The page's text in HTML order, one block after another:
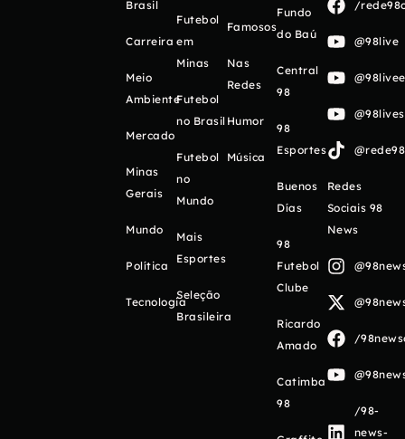
Brasil
Carreira
Meio
Ambiente
Mercado
Minas
Gerais
Mundo
Política
Tecnologia
Futebol
em
Minas
Futebol
no Brasil
Futebol
no
Mundo
Mais
Esportes
Seleção
Brasileira
Famosos
Nas
Redes
Humor
Música
Fundo
do Baú
Central
98
98
Esportes
Buenos
Días
98
Futebol
Clube
Ricardo
Amado
Catimba
98
/
@98live
Redes
Sociais 98
News
/
/98-
news-